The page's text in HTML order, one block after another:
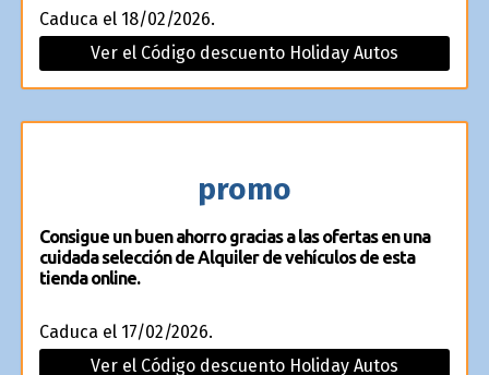
Caduca el 18/02/2026.
Ver el Código descuento Holiday Autos
promo
Consigue un buen ahorro gracias a las ofertas en una
cuidada selección de Alquiler de vehículos de esta
tienda online.
Caduca el 17/02/2026.
Ver el Código descuento Holiday Autos